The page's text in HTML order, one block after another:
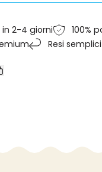
blu
2-4 giorni
100%
Resi semplici